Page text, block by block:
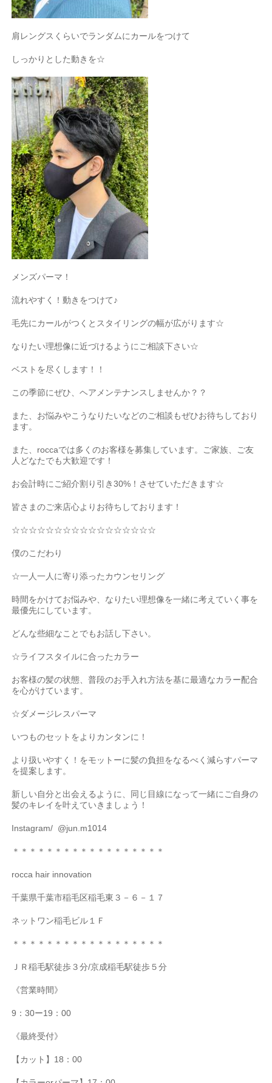
肩レングスくらいでランダムにカールをつけて
しっかりとした動きを☆
メンズパーマ！
流れやすく！動きをつけて♪
毛先にカールがつくとスタイリングの幅が広がります☆
なりたい理想像に近づけるようにご相談下さい☆
ベストを尽くします！！
この季節にぜひ、ヘアメンテナンスしませんか？？
また、お悩みやこうなりたいなどのご相談もぜひお待ちしており
ます。
また、 roccaでは多くのお客様を募集しています。ご家族、ご友
人どなたでも大歓迎です！
お会計時にご紹介割り引き30% ！させていただきます☆
皆さまのご来店心よりお待ちしております！
☆☆☆☆☆☆☆☆☆☆☆☆☆☆☆☆☆
僕のこだわり
☆一人一人に寄り添ったカウンセリング
時間をかけてお悩みや、なりたい理想像を一緒に考えていく事を
最優先にしています。
どんな些細なことでもお話し下さい。
☆ライフスタイルに合ったカラー
お客様の髪の状態、普段のお手入れ方法を基に最適なカラー配合
を心がけています。
☆ダメージレスパーマ
いつものセットをよりカンタンに！
より扱いやすく！をモットーに髪の負担をなるべく減らすパーマ
を提案します。
新しい自分と出会えるように、同じ目線になって一緒にご自身の
髪のキレイを叶えていきましょう！
Instagram/ @jun.m1014
＊＊＊＊＊＊＊＊＊＊＊＊＊＊＊＊＊＊
rocca hair innovation
千葉県千葉市稲毛区稲毛東３－６－１７
ネットワン稲毛ビル１Ｆ
＊＊＊＊＊＊＊＊＊＊＊＊＊＊＊＊＊＊
ＪＲ稲毛駅徒歩３分/京成稲毛駅徒歩５分
《営業時間》
9 ：30ー19 ：00
《最終受付》
【カット】 18 ：00